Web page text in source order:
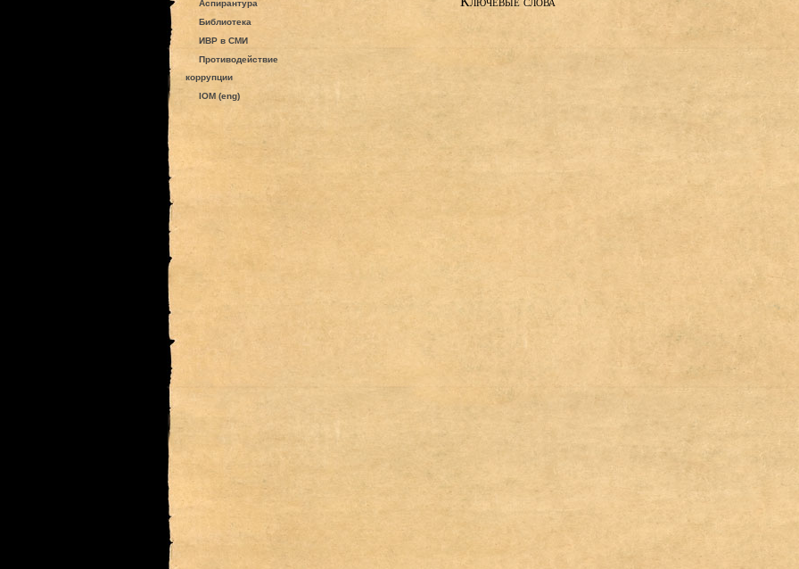
Аспирантура
Библиотека
ИВР в СМИ
Противодействие
коррупции
IOM (eng)